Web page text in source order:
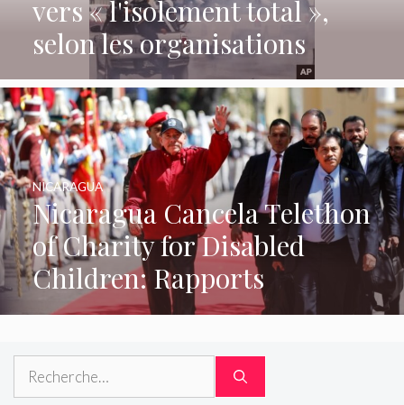
vers « l'isolement total »,
selon les organisations
Nicaragua Cancela Telethon
of Charity for Disabled
Children: Rapports
NICARAGUA
Rechercher :